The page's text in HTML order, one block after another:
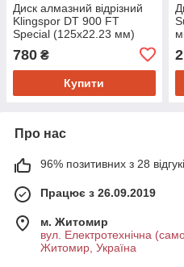
Диск алмазний відрізний
Klingspor DT 900 FT
Special (125x22.23 мм)
780 ₴
Купити
Про нас
96% позитивних з 28
Працює з 26.09.2019
м. Житомир
вул. Електротехнічна
Житомир, Україна